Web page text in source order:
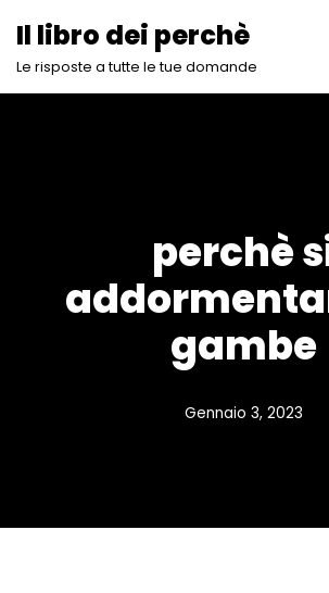
Vai
Il libro dei perchè
Le risposte a tutte le tue domande
perchè
gambe
Gennaio 3, 2023